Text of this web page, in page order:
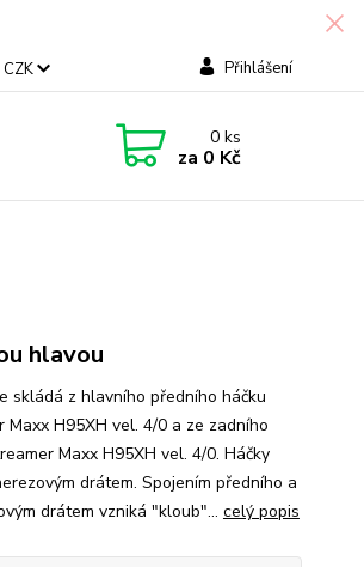
CZK Přihlášení
0ks
za 0 Kč
hlavou
skládá z hlavního předního háčku
H95XH vel. 4/0 a ze zadního
Maxx H95XH vel. 4/0. Háčky
drátem. Spojením předního a
drátem vzniká "kloub"... celý popis